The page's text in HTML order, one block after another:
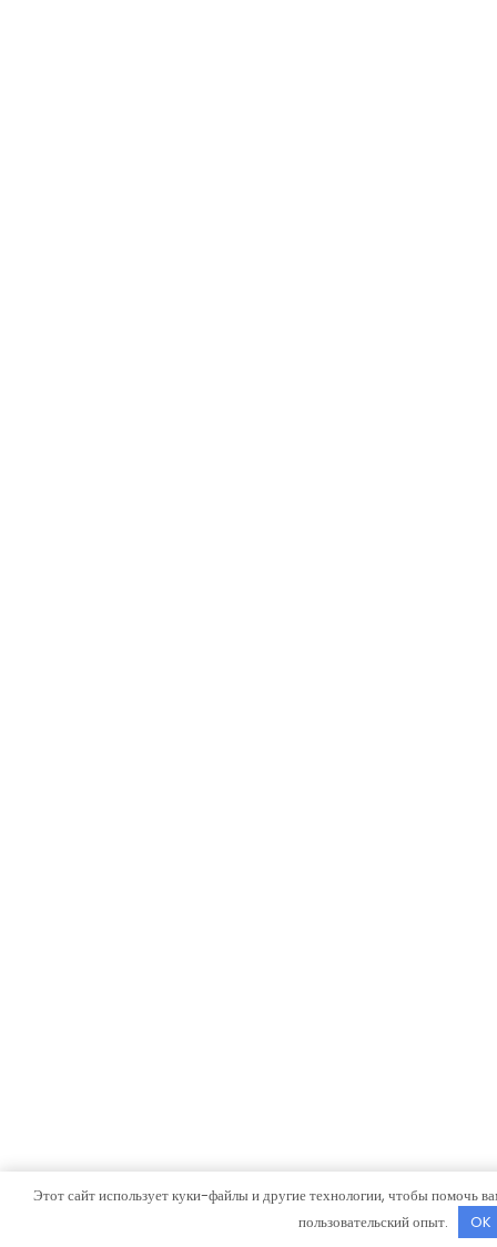
Этот сайт использует куки-файлы и другие технологии, чтобы помочь
пользовательский опыт.
OK